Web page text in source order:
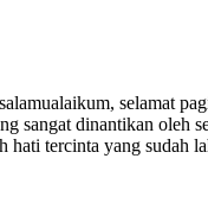
selamat
sangat dinantikan oleh
hati tercinta yang